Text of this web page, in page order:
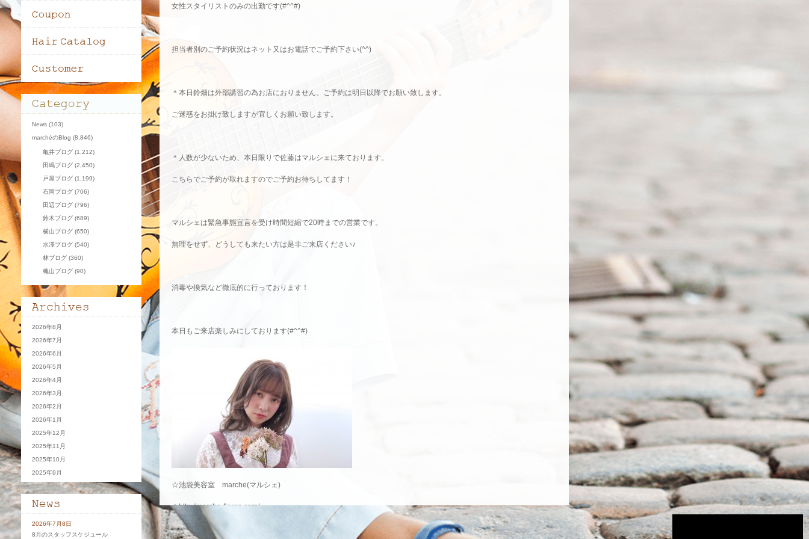
女性スタイリストのみの出勤です(#^^#)
担当者別のご予約状況はネット又はお電話でご予約下さい(^^)
＊本日鈴畑は外部講習の為お店におりません。ご予約は明日以降でお願い致します。
ご迷惑をお掛け致しますが宜しくお願い致します。
＊人数が少ないため、本日限りで佐藤はマルシェに来ております。
こちらでご予約が取れますのでご予約お待ちしてます！
マルシェは緊急事態宣言を受け時間短縮で20時までの営業です。
無理をせず、どうしても来たい方は是非ご来店ください♪
消毒や換気など徹底的に行っております！
本日もご来店楽しみにしております(#^^#)
☆池袋美容室 marche(マルシェ)
＊http://marche-floren.com/
☆ホットペッパービューティー
News (103)
marchéのBlog (8,846)
亀井ブログ (1,212)
田嶋ブログ (2,450)
戸屋ブログ (1,199)
石岡ブログ (706)
田辺ブログ (796)
鈴木ブログ (689)
横山ブログ (650)
水澤ブログ (540)
林ブログ (360)
穐山ブログ (90)
2026年8月
2026年7月
2026年6月
2026年5月
2026年4月
2026年3月
2026年2月
2026年1月
2025年12月
2025年11月
2025年10月
2025年9月
2026年7月8日
8月のスタッフスケジュール